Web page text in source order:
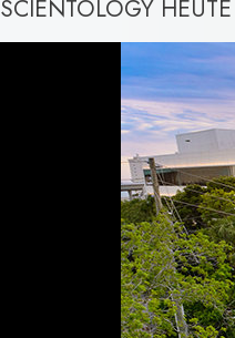
SCIENTOLOGY HEUTE